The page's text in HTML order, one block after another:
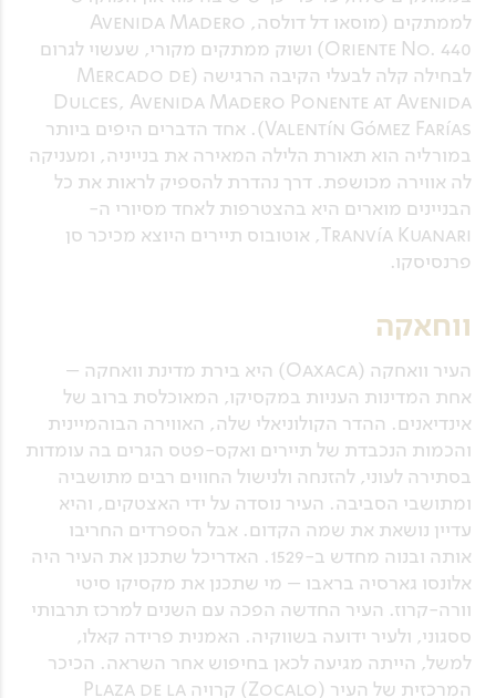
לממתקים (מוסאו דל דולסה, Avenida Madero
Oriente No. 440) ושוק ממתקים מקורי, שעשוי לגרום
לבחילה קלה לבעלי הקיבה הרגישה (Mercado de
Dulces, Avenida Madero Ponente at Avenida
Valentín Gómez Farías). אחד הדברים היפים ביותר
במורליה הוא תאורת הלילה המאירה את בנייניה, ומעניקה
לה אווירה מכושפת. דרך נהדרת להספיק לראות את כל
הבניינים מוארים היא בהצטרפות לאחד מסיורי ה-
Tranvía Kuanari, אוטובוס תיירים היוצא מכיכר סן
פרנסיסקו.
ווחאקה
העיר וואחקה (Oaxaca) היא בירת מדינת וואחקה –
אחת המדינות העניות במקסיקו, המאוכלסת ברוב של
אינדיאנים. ההדר הקולוניאלי שלה, האווירה הבוהמיינית
והכמות הנכבדת של תיירים ואקס-פטס הגרים בה עומדות
בסתירה לעוני, להזנחה ולנישול החווים רבים מתושביה
ומתושבי הסביבה. העיר נוסדה על ידי האצטקים, והיא
עדיין נושאת את שמה הקדום. אבל הספרדים החריבו
אותה ובנוה מחדש ב-1529. האדריכל שתכנן את העיר היה
אלונסו גארסיה בראבו – מי שתכנן את מקסיקו סיטי
וורה-קרוז. העיר החדשה הפכה עם השנים למרכז תרבותי
ססגוני, ולעיר ידועה בשווקיה. האמנית פרידה קאלו,
למשל, הייתה מגיעה לכאן בחיפוש אחר השראה. הכיכר
המרכזית של העיר (Zocalo) קרויה Plaza de la